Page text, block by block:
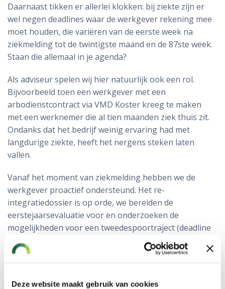
Deze website maakt gebruik van cookies
Daarnaast tikken er allerlei klokken: bij ziekte zijn er
wel negen deadlines waar de werkgever rekening mee
moet houden, die variëren van de eerste week na
ziekmelding tot de twintigste maand en de 87ste week.
Staan die allemaal in je agenda?
Als adviseur spelen wij hier natuurlijk ook een rol.
Bijvoorbeeld toen een werkgever met een
arbodienstcontract via VMD Koster kreeg te maken
met een werknemer die al tien maanden ziek thuis zit.
Ondanks dat het bedrijf weinig ervaring had met
langdurige ziekte, heeft het nergens steken laten
vallen.
Vanaf het moment van ziekmelding hebben we de
werkgever proactief ondersteund. Het re-
integratiedossier is op orde, we bereiden de
eerstejaarsevaluatie voor en onderzoeken de
mogelijkheden voor een tweedespoortraject (deadline
52 weken). Ook bespreken we met de medewerker de
aanstaande salarisverlaging tot 70 procent.
WGA-hiaat verzekeren bespaart veel